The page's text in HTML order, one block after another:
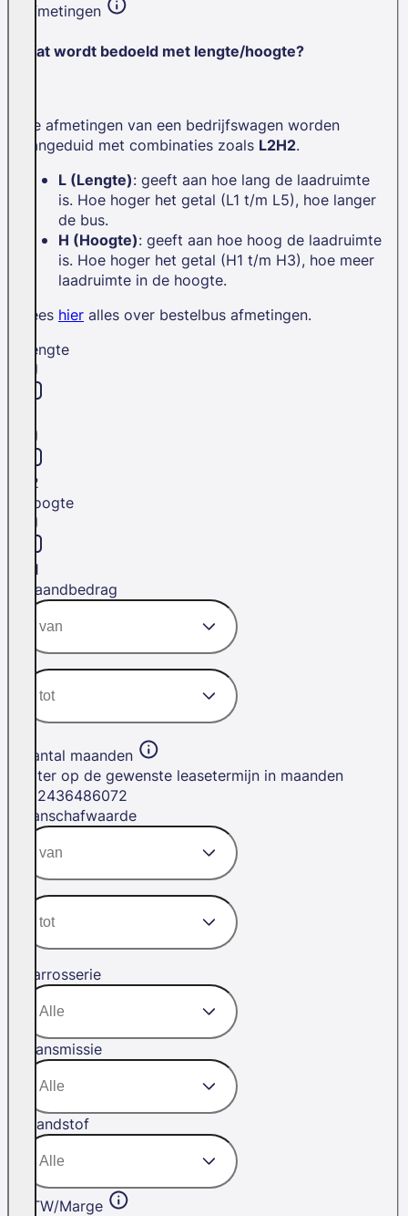
Afmetingen
Wat wordt bedoeld met lengte/hoogte?
De afmetingen van een bedrijfswagen worden
aangeduid met combinaties zoals L2H2.
L (Lengte): geeft aan hoe lang de laadruimte
is. Hoe hoger het getal (L1 t/m L5), hoe langer
de bus.
H (Hoogte): geeft aan hoe hoog de laadruimte
is. Hoe hoger het getal (H1 t/m H3), hoe meer
laadruimte in de hoogte.
Lees hier alles over bestelbus afmetingen.
Lengte
L2
Hoogte
H1
Maandbedrag
Aantal maanden
Filter op de gewenste leasetermijn in maanden
2436486072
Aanschafwaarde
Carrosserie
Transmissie
Brandstof
BTW/Marge